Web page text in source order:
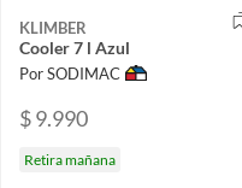
KLIMBER
Cooler 7 l Azul
Por SODIMAC
$ 9.990
Retira mañana